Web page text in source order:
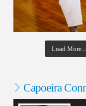
Load More...
Capoeira